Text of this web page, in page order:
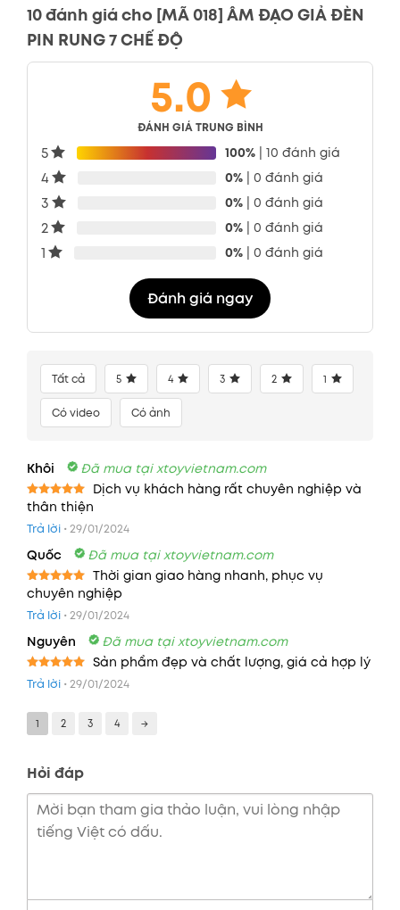
10 đánh giá cho [MÃ 018] ÂM ĐẠO GIẢ ĐÈN
PIN RUNG 7 CHẾ ĐỘ
5.0
ĐÁNH GIÁ TRUNG BÌNH
5 100% | 10 đánh giá
4 0% | 0 đánh giá
3 0% | 0 đánh giá
2 0% | 0 đánh giá
1 0% | 0 đánh giá
Đánh giá ngay
Tất cả 5 4 3 2 1
Có video Có ảnh
Khôi Đã mua tại xtoyvietnam.com
Được xếp
sao
Dịch vụ khách hàng rất chuyên nghiệp và
thân thiện
Trả lời •29/01/2024
Quốc Đã mua tại xtoyvietnam.com
Được xếp
sao
Thời gian giao hàng nhanh, phục vụ
chuyên nghiệp
Trả lời •29/01/2024
Nguyên Đã mua tại xtoyvietnam.com
Được xếp
Sản phẩm đẹp và chất lượng, giá cả hợp lý
Trả lời •29/01/2024
1 2 3 4 →
Hỏi đáp